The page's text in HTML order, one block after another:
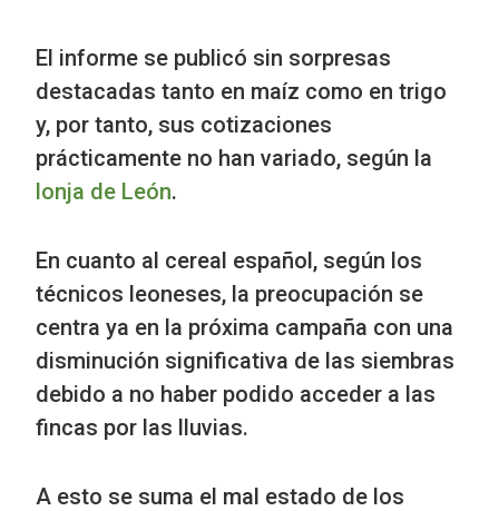
El informe se publicó sin sorpresas
destacadas tanto en maíz como en trigo
y, por tanto, sus cotizaciones
prácticamente no han variado, según la
lonja de León.
En cuanto al cereal español, según los
técnicos leoneses, la preocupación se
centra ya en la próxima campaña con una
disminución significativa de las siembras
debido a no haber podido acceder a las
fincas por las lluvias.
A esto se suma el mal estado de los